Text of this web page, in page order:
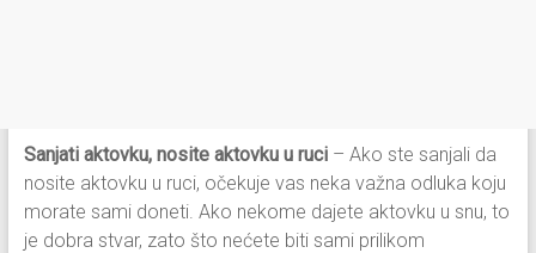
Sanjati aktovku, nosite aktovku u ruci– Ako ste sanjali da
nosite aktovku u ruci, očekuje vas neka važna odluka koju
morate sami doneti. Ako nekome dajete aktovku u snu, to
je dobra stvar, zato što nećete biti sami prilikom